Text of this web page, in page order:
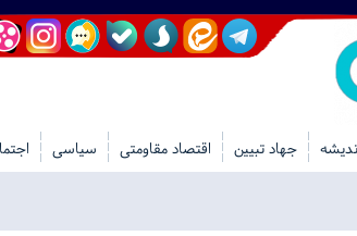
جهاد تبیین اقتصاد مقاومتی سیاسی